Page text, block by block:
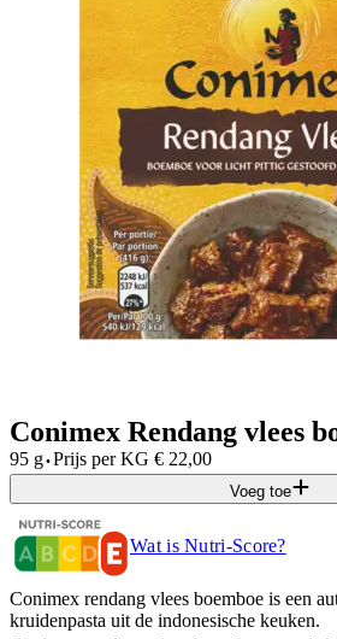
Conimex Rendang vlees
95 g·Prijs per KG € 22,00
Voeg toe
Wat is Nutri-Score?
Conimex rendang vlees boemboe is een
kruidenpasta uit de indonesische keuken.